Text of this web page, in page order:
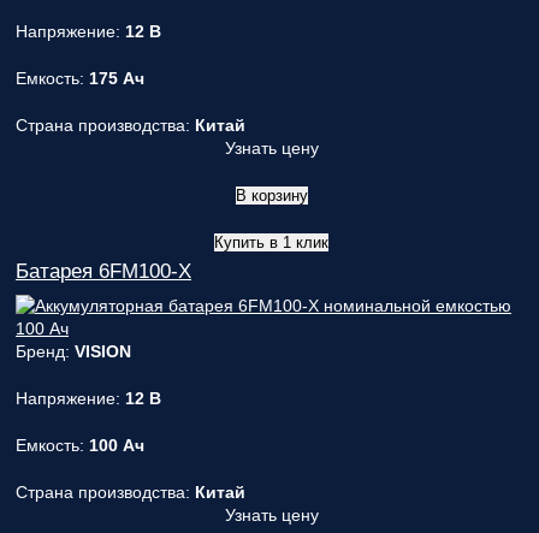
Напряжение: 12 В
Емкость: 175 Ач
Страна производства: Китай
Узнать цену
В корзину
Купить в 1 клик
Батарея 6FM100-X
Бренд: VISION
Напряжение: 12 В
Емкость: 100 Ач
Страна производства: Китай
Узнать цену